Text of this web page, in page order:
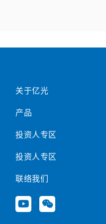
关于亿光
产品
投资人专区
投资人专区
联络我们
Y
o
W
e